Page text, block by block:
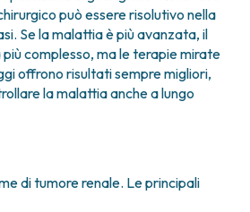
NERVOSO CENTRALE
CRONICHE
RARI
CLINICA
può essere risolutivo nella
Se la malattia è più avanzata, il
complesso, ma le terapie mirate
offrono risultati sempre migliori,
la malattia anche a lungo
di tumore renale. Le principali